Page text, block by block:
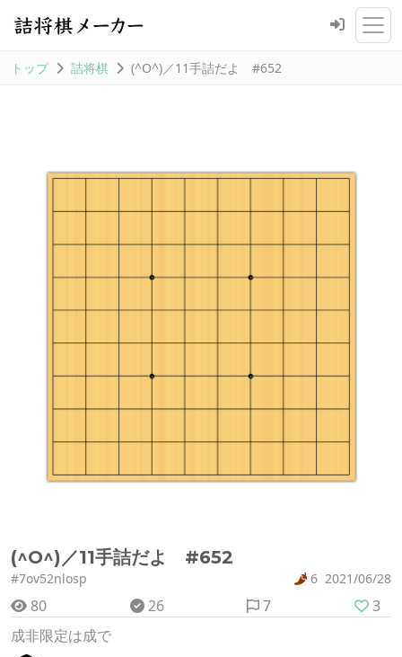
トップ 詰将棋 (^O^)／11手詰だよ #652
(^O^)／11手詰だよ #652
#7ov52nlosp 6 2021/06/28
80 26 7
3
成非限定は成で